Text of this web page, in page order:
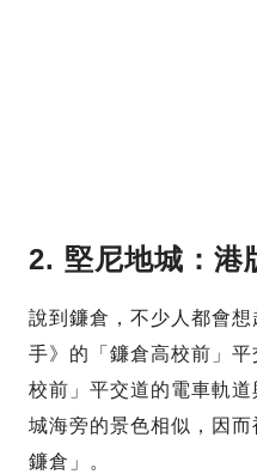
2. 堅尼地城：港
說到鐮倉，不少人都會
手》的「鐮倉高校前」
校前」平交道的電車軌
城海旁的景色相似，因
鐮倉」。